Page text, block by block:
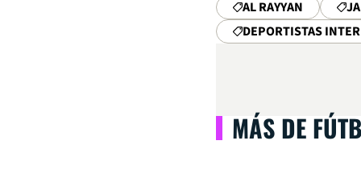
AL RAYYAN
DEPORTISTAS
MÁS DE